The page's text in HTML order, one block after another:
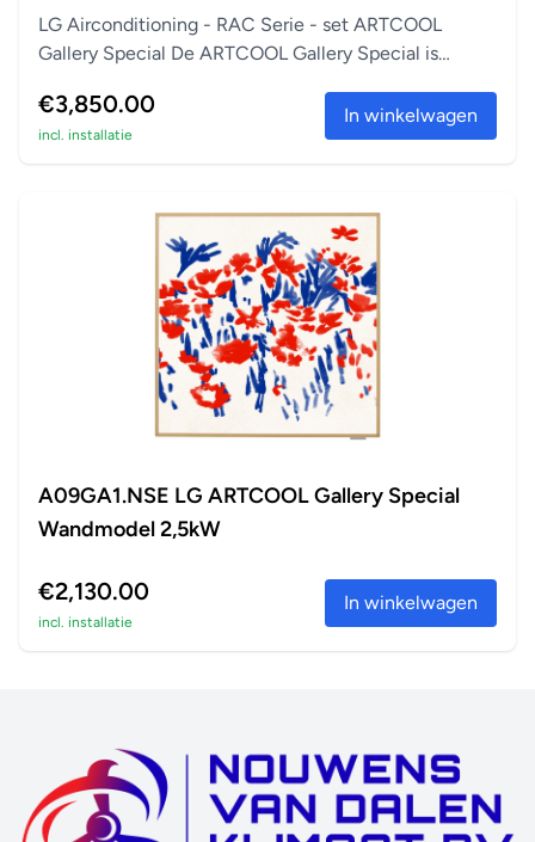
LG Airconditioning - RAC Serie - set ARTCOOL
Gallery Special De ARTCOOL Gallery Special is
€3,850.00
incl. installatie
In winkelwagen
A09GA1.NSE LG ARTCOOL Gallery Special
Wandmodel 2,5kW
€2,130.00
incl. installatie
In winkelwagen